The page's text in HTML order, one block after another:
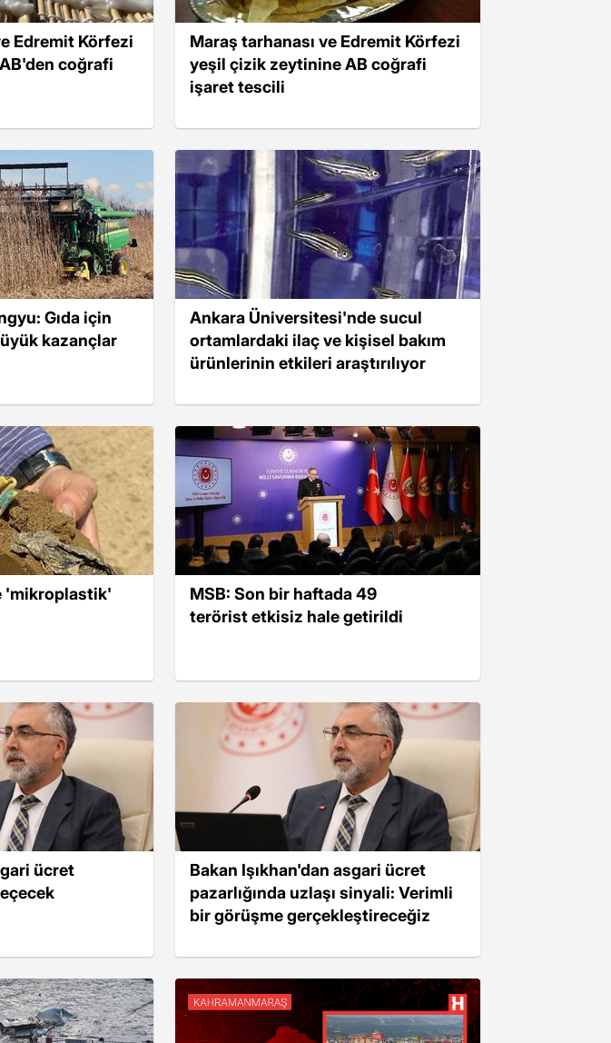
Edremit Körfezi
coğrafi
Maraş tarhanası ve Edremit Körfezi
yeşil çizik zeytinine AB coğrafi
işaret tescili
Gıda için
kazançlar
Ankara Üniversitesi'nde sucul
ortamlardaki ilaç ve kişisel bakım
ürünlerinin etkileri araştırılıyor
'mikroplastik'
MSB: Son bir haftada 49
terörist etkisiz hale getirildi
ücret
Bakan Işıkhan'dan asgari ücret
pazarlığında uzlaşı sinyali: Verimli
bir görüşme gerçekleştireceğiz